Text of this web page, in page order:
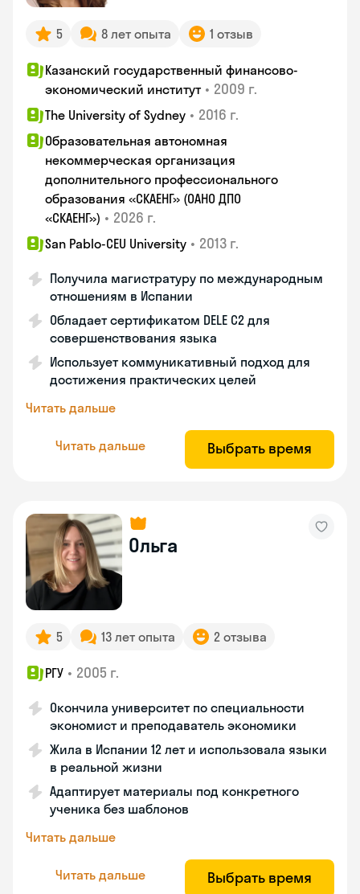
5 8 лет опыта 1 отзыв
Казанский государственный финансово-
экономический институт • 2009 г.
The University of Sydney • 2016 г.
Образовательная автономная
некоммерческая организация
дополнительного профессионального
образования «СКАЕНГ» (ОАНО ДПО
«СКАЕНГ») • 2026 г.
San Pablo-CEU University • 2013 г.
Получила магистратуру по международным
отношениям в Испании
Обладает сертификатом DELE C2 для
совершенствования языка
Использует коммуникативный подход для
достижения практических целей
Читать дальше
Читать дальше Выбрать время
Ольга
5 13 лет опыта 2 отзыва
РГУ • 2005 г.
Окончила университет по специальности
экономист и преподаватель экономики
Жила в Испании 12 лет и использовала языки
в реальной жизни
Адаптирует материалы под конкретного
ученика без шаблонов
Читать дальше
Читать дальше Выбрать время